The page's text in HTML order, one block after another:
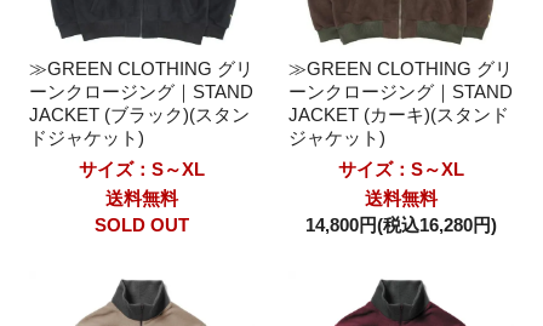
≫GREEN CLOTHING グリ
ーンクロージング｜STAND
JACKET (ブラック)(スタン
ドジャケット)
サイズ：S～XL
送料無料
SOLD OUT
≫GREEN CLOTHING グリ
ーンクロージング｜STAND
JACKET (カーキ)(スタンド
ジャケット)
サイズ：S～XL
送料無料
14,800円(税込16,280円)